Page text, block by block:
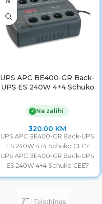
UPS APC BE400-GR Back-
UPS ES 240W 4+4 Schuko
✓ Na zalihi
320.00 KM
UPS APC BE400-GR Back-UPS
ES 240W 4+4 Schuko CEE7
UPS APC BE400-GR Back-UPS
ES 240W 4+4 Schuko CEE7